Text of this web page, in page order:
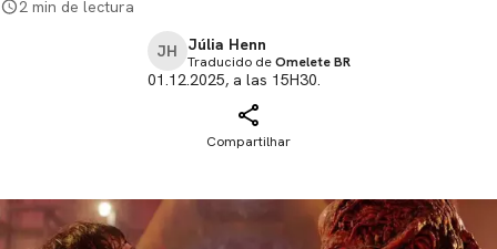
2 min de lectura
JH Júlia Henn
Traducido deOmelete BR
01.12.2025, a las 15H30.
Compartilhar